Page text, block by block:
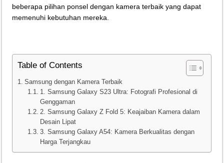
beberapa pilihan ponsel dengan kamera terbaik yang dapat
memenuhi kebutuhan mereka.
Table of Contents
Samsung dengan Kamera Terbaik
1. Samsung Galaxy S23 Ultra: Fotografi Profesional di
Genggaman
2. Samsung Galaxy Z Fold 5: Keajaiban Kamera dalam
Desain Lipat
3. Samsung Galaxy A54: Kamera Berkualitas dengan
Harga Terjangkau